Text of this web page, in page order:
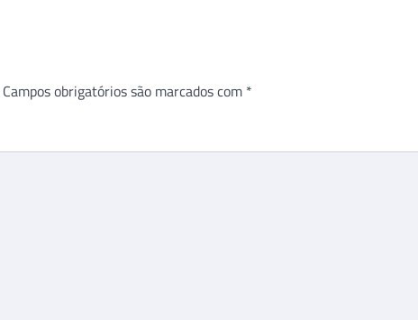
Campos obrigatórios são marcados com *